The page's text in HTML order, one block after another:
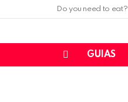
Do you need to eat?
GUIAS